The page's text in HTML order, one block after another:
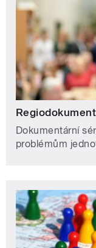
Regiodokument
Dokumentární
problémům